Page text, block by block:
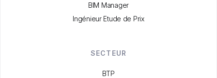
BIM Manager
Ingénieur Etude de Prix
SECTEUR
BTP